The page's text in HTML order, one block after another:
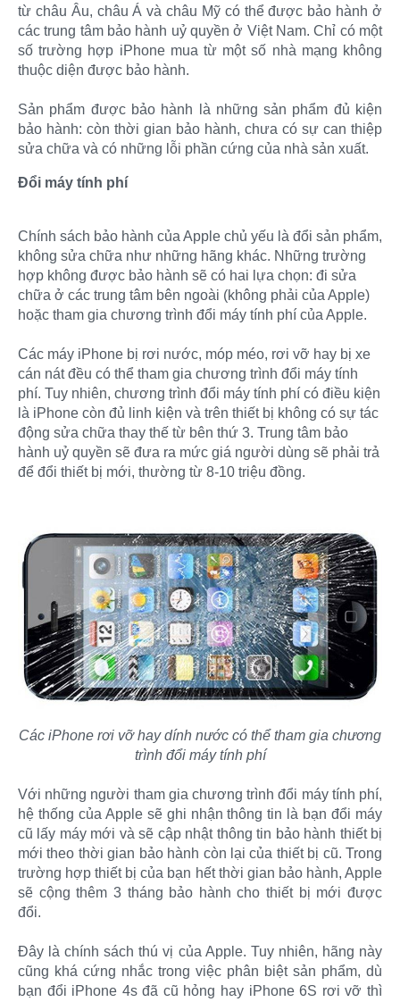
từ châu Âu, châu Á và châu Mỹ có thể được bảo hành ở
các trung tâm bảo hành uỷ quyền ở Việt Nam. Chỉ có một
số trường hợp iPhone mua từ một số nhà mạng không
thuộc diện được bảo hành.
Sản phẩm được bảo hành là những sản phẩm đủ kiện
bảo hành: còn thời gian bảo hành, chưa có sự can thiệp
sửa chữa và có những lỗi phần cứng của nhà sản xuất.
Đổi máy tính phí
Chính sách bảo hành của Apple chủ yếu là đổi sản phẩm,
không sửa chữa như những hãng khác. Những trường
hợp không được bảo hành sẽ có hai lựa chọn: đi sửa
chữa ở các trung tâm bên ngoài (không phải của Apple)
hoặc tham gia chương trình đổi máy tính phí của Apple.
Các máy iPhone bị rơi nước, móp méo, rơi vỡ hay bị xe
cán nát đều có thể tham gia chương trình đổi máy tính
phí. Tuy nhiên, chương trình đổi máy tính phí có điều kiện
là iPhone còn đủ linh kiện và trên thiết bị không có sự tác
động sửa chữa thay thế từ bên thứ 3. Trung tâm bảo
hành uỷ quyền sẽ đưa ra mức giá người dùng sẽ phải trả
để đổi thiết bị mới, thường từ 8-10 triệu đồng.
Các iPhone rơi vỡ hay dính nước có thể tham gia chương
trình đổi máy tính phí
Với những người tham gia chương trình đổi máy tính phí,
hệ thống của Apple sẽ ghi nhận thông tin là bạn đổi máy
cũ lấy máy mới và sẽ cập nhật thông tin bảo hành thiết bị
mới theo thời gian bảo hành còn lại của thiết bị cũ. Trong
trường hợp thiết bị của bạn hết thời gian bảo hành, Apple
sẽ cộng thêm 3 tháng bảo hành cho thiết bị mới được
đổi.
Đây là chính sách thú vị của Apple. Tuy nhiên, hãng này
cũng khá cứng nhắc trong việc phân biệt sản phẩm, dù
bạn đổi iPhone 4s đã cũ hỏng hay iPhone 6S rơi vỡ thì